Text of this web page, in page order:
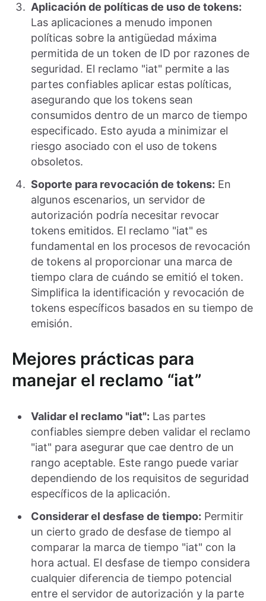
Aplicación de políticas de uso de tokens:
Las aplicaciones a menudo imponen
políticas sobre la antigüedad máxima
permitida de un token de ID por razones de
seguridad. El reclamo "iat" permite a las
partes confiables aplicar estas políticas,
asegurando que los tokens sean
consumidos dentro de un marco de tiempo
especificado. Esto ayuda a minimizar el
riesgo asociado con el uso de tokens
obsoletos.
Soporte para revocación de tokens: En
algunos escenarios, un servidor de
autorización podría necesitar revocar
tokens emitidos. El reclamo "iat" es
fundamental en los procesos de revocación
de tokens al proporcionar una marca de
tiempo clara de cuándo se emitió el token.
Simplifica la identificación y revocación de
tokens específicos basados en su tiempo de
emisión.
Mejores prácticas para
manejar el reclamo “iat”
Validar el reclamo "iat": Las partes
confiables siempre deben validar el reclamo
"iat" para asegurar que cae dentro de un
rango aceptable. Este rango puede variar
dependiendo de los requisitos de seguridad
específicos de la aplicación.
Considerar el desfase de tiempo: Permitir
un cierto grado de desfase de tiempo al
comparar la marca de tiempo "iat" con la
hora actual. El desfase de tiempo considera
cualquier diferencia de tiempo potencial
entre el servidor de autorización y la parte